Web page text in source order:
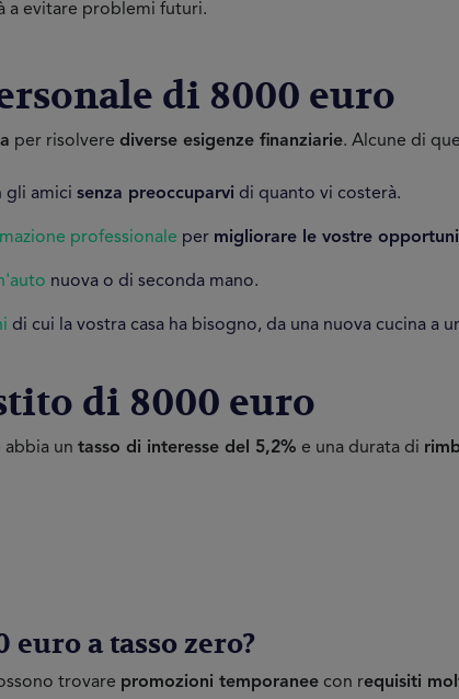
a evitare problemi futuri.
di 8000 euro
per risolvere diverse esigenze finanziarie. Alcune di
gli amici senza preoccuparvi di quanto vi costerà.
professionale per migliorare le vostre
nuova o di seconda mano.
di cui la vostra casa ha bisogno, da una nuova cucina a
di 8000 euro
un tasso di interesse del 5,2% e una durata di
a tasso zero?
trovare promozioni temporanee con requisiti